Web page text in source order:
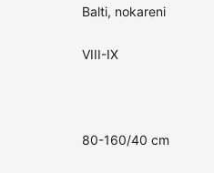
Balti, nokareni
VIII-IX
80-160/40 cm